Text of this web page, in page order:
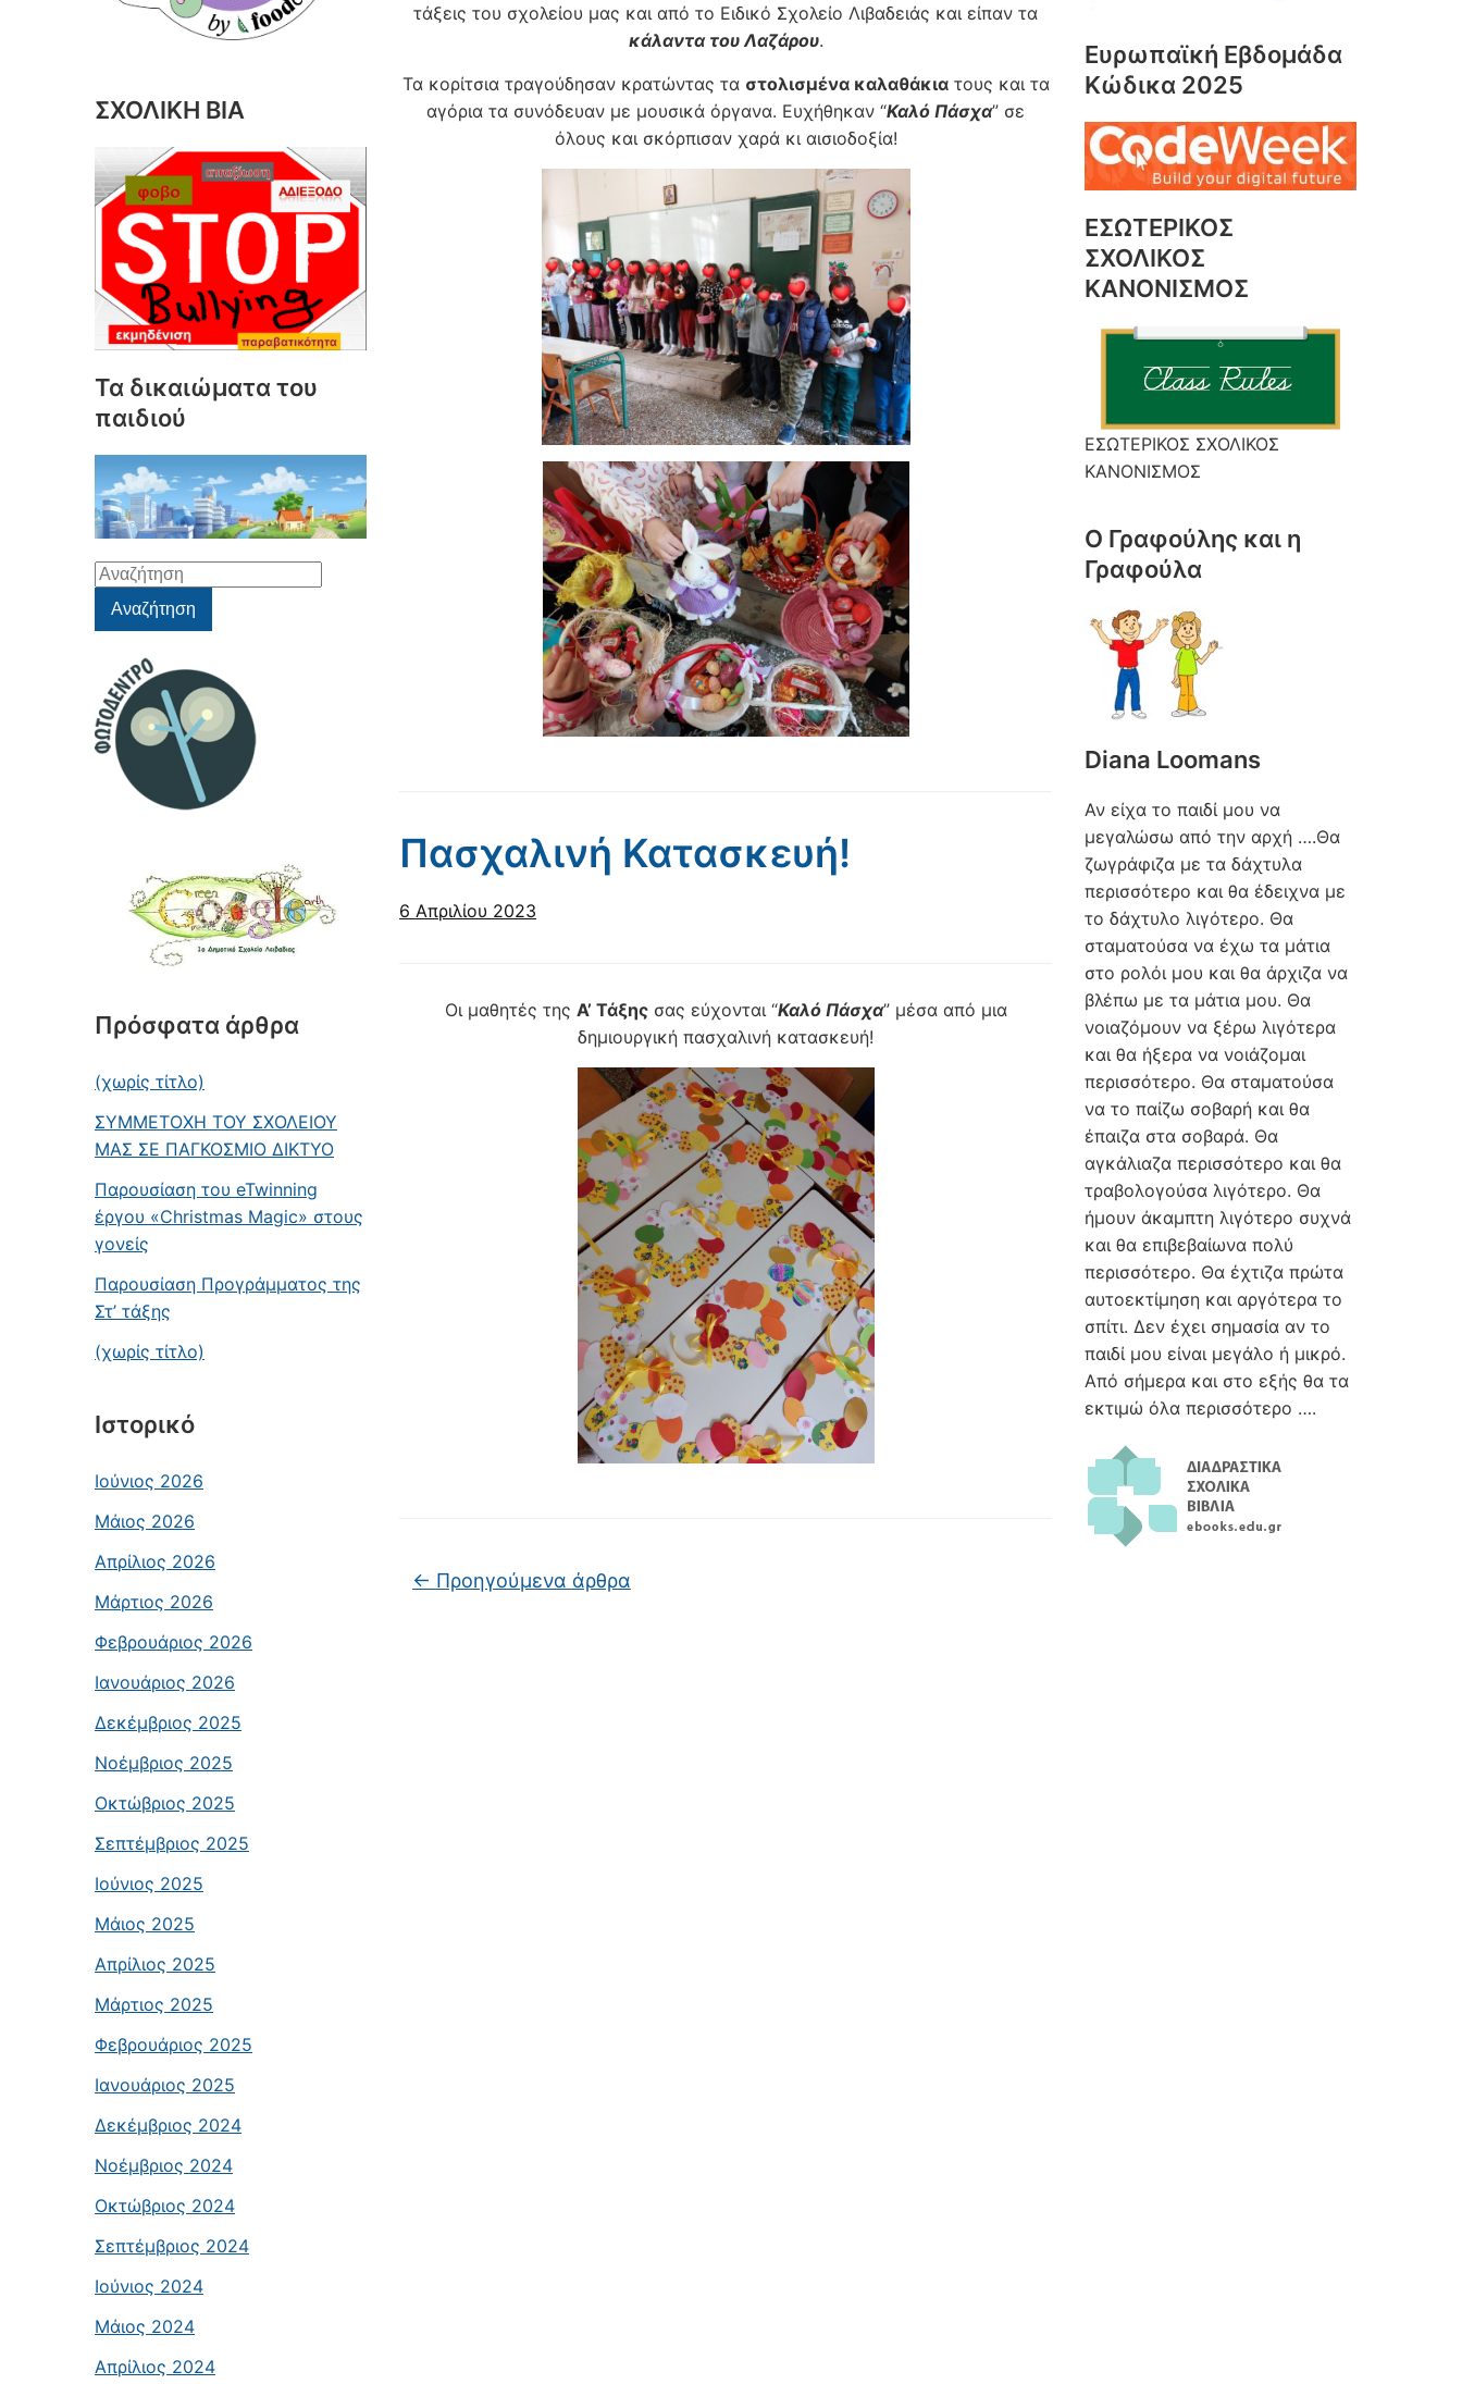
ΣΧΟΛΙΚΗ ΒΙΑ
Τα δικαιώματα του
παιδιού
Αναζήτηση
για:Αναζήτηση
Πρόσφατα άρθρα
(χωρίς τίτλο)
ΣΥΜΜΕΤΟΧΗ ΤΟΥ ΣΧΟΛΕΙΟΥ
ΜΑΣ ΣΕ ΠΑΓΚΟΣΜΙΟ ΔΙΚΤΥΟ
Παρουσίαση του eTwinning
έργου «Christmas Magic» στους
γονείς
Παρουσίαση Προγράμματος της
Στ’ τάξης
(χωρίς τίτλο)
Ιστορικό
Ιούνιος 2026
Μάιος 2026
Απρίλιος 2026
Μάρτιος 2026
Φεβρουάριος 2026
Ιανουάριος 2026
Δεκέμβριος 2025
Νοέμβριος 2025
Οκτώβριος 2025
Σεπτέμβριος 2025
Ιούνιος 2025
Μάιος 2025
Απρίλιος 2025
Μάρτιος 2025
Φεβρουάριος 2025
Ιανουάριος 2025
Δεκέμβριος 2024
Νοέμβριος 2024
Οκτώβριος 2024
Σεπτέμβριος 2024
Ιούνιος 2024
Μάιος 2024
Απρίλιος 2024
τάξεις του σχολείου μας και από το Ειδικό Σχολείο Λιβαδειάς και είπαν τα
κάλαντα του Λαζάρου.
Τα κορίτσια τραγούδησαν κρατώντας τα στολισμένα καλαθάκιατους και τα
αγόρια τα συνόδευαν με μουσικά όργανα. Ευχήθηκαν “Καλό Πάσχα” σε
όλους και σκόρπισαν χαρά κι αισιοδοξία!
Πασχαλινή Κατασκευή!
6 Απριλίου 2023
Οι μαθητές της Α’ Τάξηςσας εύχονται “Καλό Πάσχα” μέσα από μια
δημιουργική πασχαλινή κατασκευή!
Πλοήγηση άρθρων
← Προηγούμενα άρθρα
Ευρωπαϊκή Εβδομάδα
Κώδικα 2025
ΕΣΩΤΕΡΙΚΟΣ
ΣΧΟΛΙΚΟΣ
ΚΑΝΟΝΙΣΜΟΣ
ΕΣΩΤΕΡΙΚΟΣ ΣΧΟΛΙΚΟΣ
ΚΑΝΟΝΙΣΜΟΣ
Ο Γραφούλης και η
Γραφούλα
Diana Loomans
Αν είχα το παιδί μου να
μεγαλώσω από την αρχή ….Θα
ζωγράφιζα με τα δάχτυλα
περισσότερο και θα έδειχνα με
το δάχτυλο λιγότερο. Θα
σταματούσα να έχω τα μάτια
στο ρολόι μου και θα άρχιζα να
βλέπω με τα μάτια μου. Θα
νοιαζόμουν να ξέρω λιγότερα
και θα ήξερα να νοιάζομαι
περισσότερο. Θα σταματούσα
να το παίζω σοβαρή και θα
έπαιζα στα σοβαρά. Θα
αγκάλιαζα περισσότερο και θα
τραβολογούσα λιγότερο. Θα
ήμουν άκαμπτη λιγότερο συχνά
και θα επιβεβαίωνα πολύ
περισσότερο. Θα έχτιζα πρώτα
αυτοεκτίμηση και αργότερα το
σπίτι. Δεν έχει σημασία αν το
παιδί μου είναι μεγάλο ή μικρό.
Από σήμερα και στο εξής θα τα
εκτιμώ όλα περισσότερο ….